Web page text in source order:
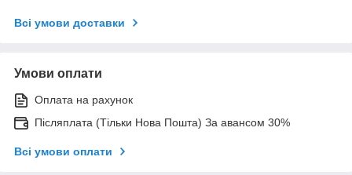
Всі умови доставки
Умови оплати
Оплата на рахунок
Післяплата (Тільки Нова Пошта) За авансом 30%
Всі умови оплати